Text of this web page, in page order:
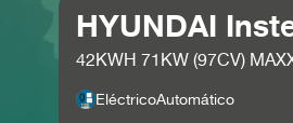
HYUNDAI
42KWH 71KW (97CV)
EléctricoAutomático